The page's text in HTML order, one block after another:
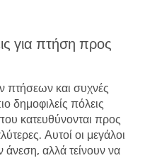
για πτήση προς
πτήσεων και συχνές
δημοφιλείς πόλεις
κατευθύνονται προς
Αυτοί οι μεγάλοι
αλλά τείνουν να